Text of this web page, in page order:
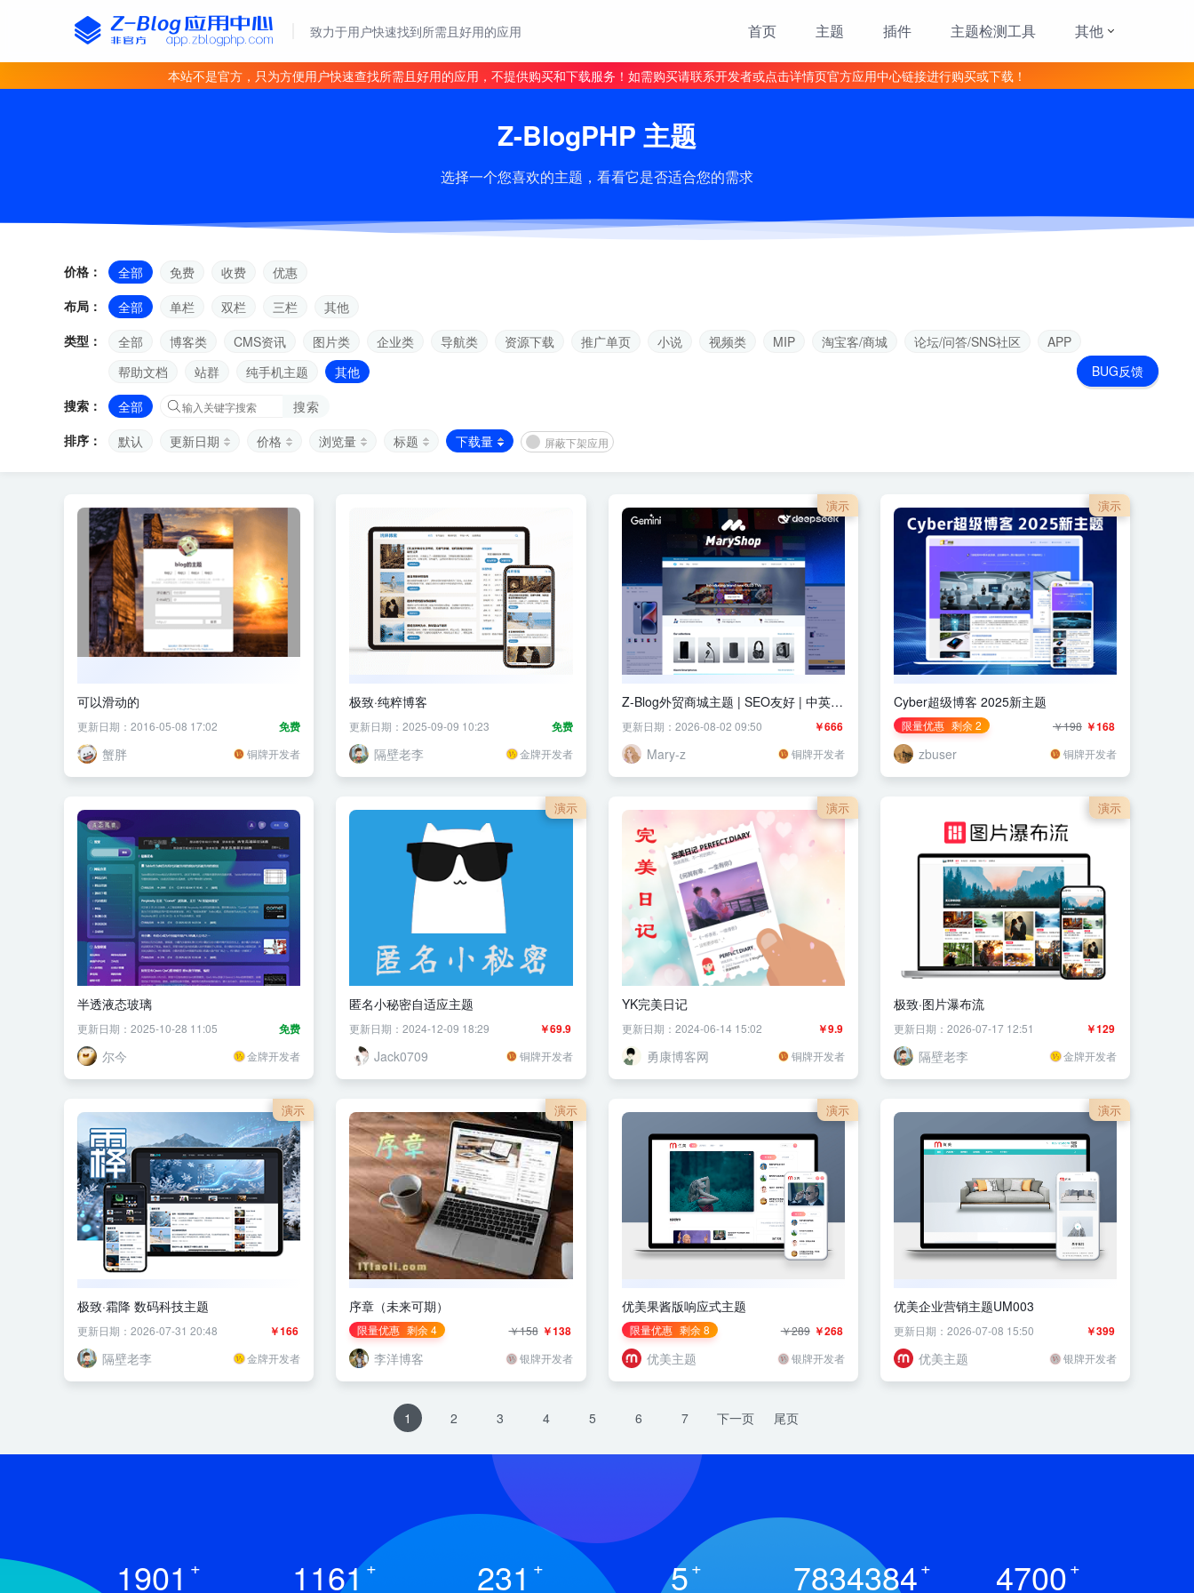
致力于用户快速找到所需且好用的应用 首页 主题 插件 主题检测工具 其他
本站不是官方，只为方便用户快速查找所需且好用的应用，不提供购买和下载服务！如需购买请联系开发者或点击详情页官方应用中心链接进行购买或下载！
Z-BlogPHP 主题
选择一个您喜欢的主题，看看它是否适合您的需求
价格： 全部 免费 收费
优惠
布局：
全部 单栏 双栏 三栏
其他
类型：
全部 博客类 CMS资讯 图片类 企业类 导航类 资源下载 推广单页 小说 视频类 MIP 淘宝客/商城 论坛/问答/SNS社区
APP
帮助文档
站群 纯手机主题
其他
搜索：
全部
搜索
排序：
默认 更新日期 价格 浏览量 标题 下载量 屏蔽下架应用
可以滑动的
免费
更新日期：2016-05-08 17:02
蟹胖 铜牌开发者
极致·纯粹博客
免费
更新日期：2025-09-09 10:23
隔壁老李 金牌开发者
演示
Z-Blog外贸商城主题 | SEO友好 | 中英法
日韩德俄多语言支持
￥666
更新日期：2026-08-02 09:50
Mary-z 铜牌开发者
演示
Cyber超级博客 2025新主题
限量优惠 剩余 2 ￥168
￥198
zbuser 铜牌开发者
半透液态玻璃
免费
更新日期：2025-10-28 11:05
尔今 金牌开发者
演示
匿名小秘密自适应主题
￥69.9
更新日期：2024-12-09 18:29
Jack0709 铜牌开发者
演示
YK完美日记
￥9.9
更新日期：2024-06-14 15:02
勇康博客网 铜牌开发者
演示
极致·图片瀑布流
￥129
更新日期：2026-07-17 12:51
隔壁老李 金牌开发者
演示
极致·霜降 数码科技主题
￥166
更新日期：2026-07-31 20:48
隔壁老李 金牌开发者
演示
序章（未来可期）
限量优惠 剩余 4 ￥138
￥158
李洋博客 银牌开发者
演示
优美果酱版响应式主题
限量优惠 剩余 8 ￥268
￥289
优美主题 银牌开发者
演示
优美企业营销主题UM003
￥399
更新日期：2026-07-08 15:50
优美主题 银牌开发者
1 2 3 4 5 6 7 下一页 尾页
1901 + 1161+ 231 + 5+ 7834384+ 4700+
BUG反馈